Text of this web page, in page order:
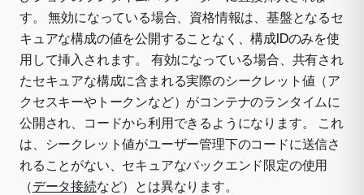
す。 無効になっている場合、資格情報は、基盤となるセ
キュアな構成の値を公開することなく、構成IDのみを使
用して挿入されます。 有効になっている場合、共有され
たセキュアな構成に含まれる実際のシークレット値（ア
クセスキーやトークンなど）がコンテナのランタイムに
公開され、コードから利用できるようになります。 これ
は、シークレット値がユーザー管理下のコードに送信さ
れることがない、セキュアなバックエンド限定の使用
（データ接続など）とは異なります。